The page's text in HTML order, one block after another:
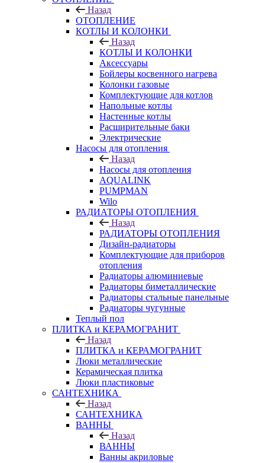
Назад
ОТОПЛЕНИЕ
КОТЛЫ И КОЛОНКИ
Назад
КОТЛЫ И КОЛОНКИ
Аксессуары
Бойлеры косвенного нагрева
Колонки газовые
Комплектующие для котлов
Напольные котлы
Настенные котлы
Расширительные баки
Электрические
Насосы для отопления
Назад
Насосы для отопления
AQUALINK
PUMPMAN
Wilo
РАДИАТОРЫ ОТОПЛЕНИЯ
Назад
РАДИАТОРЫ ОТОПЛЕНИЯ
Дизайн-радиаторы
Комплектующие для приборов
отопления
Радиаторы алюминиевые
Радиаторы биметаллические
Радиаторы стальные панельные
Радиаторы чугунные
Теплый пол
ПЛИТКА и КЕРАМОГРАНИТ
Назад
ПЛИТКА и КЕРАМОГРАНИТ
Люки металлические
Керамическая плитка
Люки пластиковые
САНТЕХНИКА
Назад
САНТЕХНИКА
ВАННЫ
Назад
ВАННЫ
Ванны акриловые